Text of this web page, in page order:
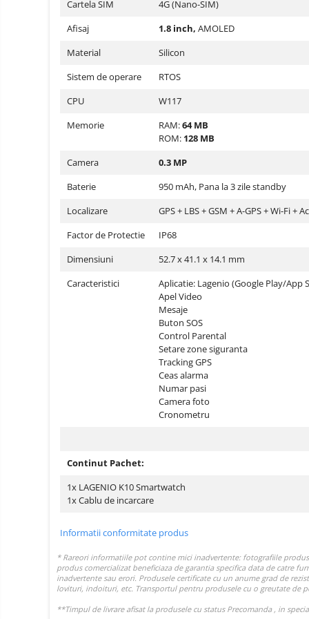
Oglinzi auto smart cu camera
Camere Supraveghere
Mini Video Camera
Accesorii Camere
Casti Wireless
Casti Profesionale
Ceasuri
si Inele
bratari
Smartwatch
Ceasuri Smart pentru copii
Bratari Fitness
Inel Smart
Trotinete
Biciclete
electrice
Gadgets
Boxe Portabile
Navigații auto dedicate
Power station - Stații de
energie electrică portabile
Panouri solare portabile
Statii incarcare masini
Cartela SIM
4G (Nano-SIM)
Afisaj
1.8 inch, AMOLED
Material
Silicon
Sistem de operare
RTOS
CPU
W117
Memorie
RAM:64 MB
ROM: 128 MB
Camera
0.3 MP
Baterie
950 mAh, Pana la 3 zile standby
Localizare
GPS + LBS + GSM + A-GPS + Wi-Fi +
Factor de Protectie
IP68
Dimensiuni
52.7 x 41.1 x 14.1 mm
Caracteristici
Aplicatie: Lagenio (Google Play/App
Apel Video
Mesaje
Buton SOS
Control Parental
Setare zone siguranta
Tracking GPS
Ceas alarma
Numar pasi
Camera foto
Cronometru
Continut Pachet:
1x LAGENIO K10 Smartwatch
1x Cablu de incarcare
Informatii conformitate produs